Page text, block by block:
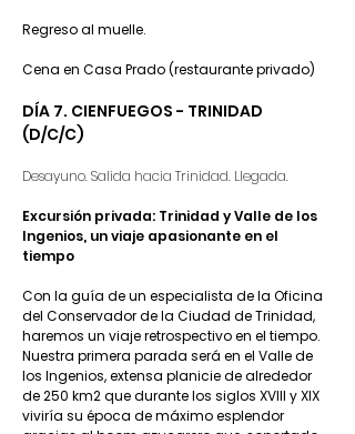
Regreso al muelle.
Cena en Casa Prado (restaurante privado)
DÍA 7. CIENFUEGOS - TRINIDAD
(D/C/C)
Desayuno. Salida hacia Trinidad. Llegada.
Excursión privada: Trinidad y Valle de los
Ingenios, un viaje apasionante en el
tiempo
Con la guía de un especialista de la Oficina
del Conservador de la Ciudad de Trinidad,
haremos un viaje retrospectivo en el tiempo.
Nuestra primera parada será en el Valle de
los Ingenios, extensa planicie de alrededor
de 250 km2 que durante los siglos XVIII y XIX
viviría su época de máximo esplendor